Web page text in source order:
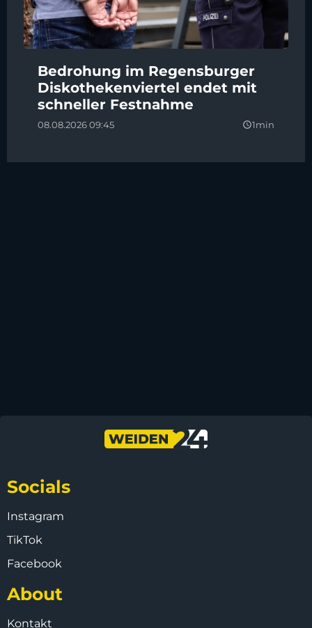
Bedrohung im Regensburger
Diskothekenviertel endet mit
schneller Festnahme
08.08.2026 09:45 query_builder1min
Socials
Instagram
TikTok
Facebook
About
Kontakt